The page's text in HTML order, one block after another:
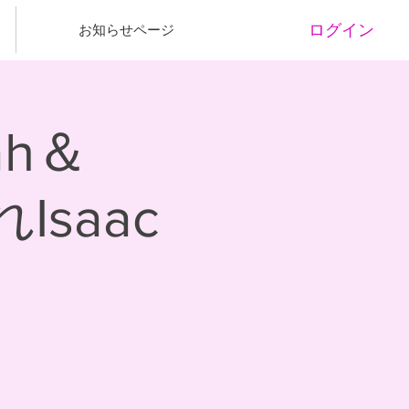
ログイン
お知らせページ
＆
Isaac